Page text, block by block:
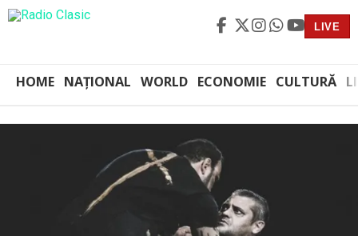
LIVE
HOME NAȚIONAL WORLD ECONOMIE CULTURĂ